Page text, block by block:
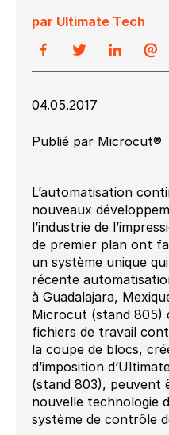
par Ultimate Tech
04.05.2017
Publié par Microcut®
L’automatisation
nouveaux
l’industrie de
de premier plan ont
un système unique
récente
à Guadalajara,
Microcut (stand 805)
fichiers de travail
la coupe de blocs,
d’imposition
(stand 803), peuvent
nouvelle technologie
système de contrôle